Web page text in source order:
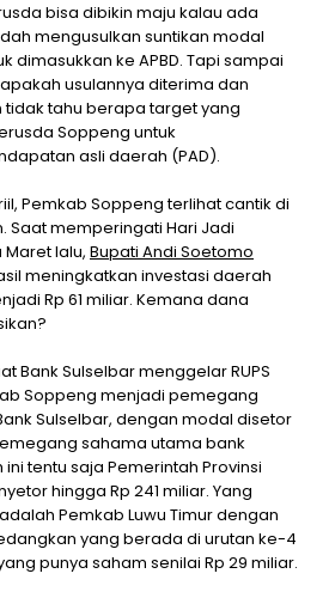
bisa dibikin maju kalau ada
mengusulkan suntikan modal
dimasukkan ke APBD. Tapi sampai
usulannya diterima dan
tidak tahu berapa target yang
Soppeng untuk
asli daerah (PAD).
Pemkab Soppeng terlihat cantik di
Saat memperingati Hari Jadi
lalu, Bupati Andi Soetomo
meningkatkan investasi daerah
Rp 61 miliar. Kemana dana
Bank Sulselbar menggelar RUPS
Soppeng menjadi pemegang
Sulselbar, dengan modal disetor
sahama utama bank
tentu saja Pemerintah Provinsi
hingga Rp 241 miliar. Yang
Pemkab Luwu Timur dengan
yang berada di urutan ke-4
punya saham senilai Rp 29 miliar.